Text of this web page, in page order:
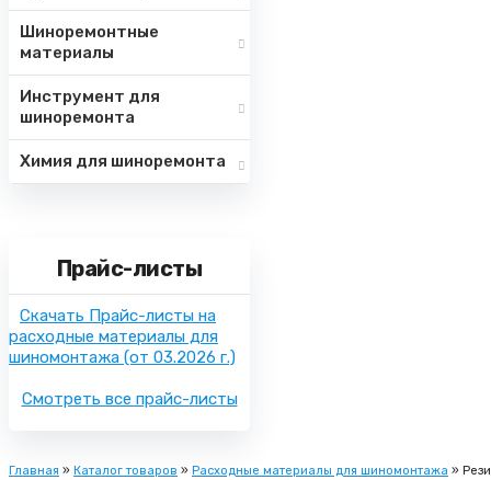
Шиноремонтные
материалы
Инструмент для
шиноремонта
Химия для шиноремонта
Прайс-листы
Скачать Прайс-листы на
расходные материалы для
шиномонтажа (от 03.2026 г.)
Смотреть все прайс-листы
Главная » Каталог товаров » Расходные материалы для шиномонтажа »